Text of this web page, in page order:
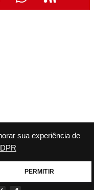
sua experiência de
PERMITIR